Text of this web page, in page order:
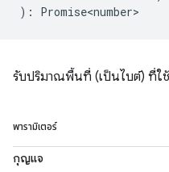
) : Promise<number>
รับปริมาณพื้นที่ (เป็นไบต์) ที่ใช้
พารามิเตอร์
กุญแจ